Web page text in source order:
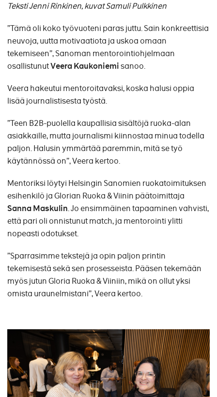
Teksti Jenni Rinkinen, kuvat Samuli Pulkkinen
”Tämä oli koko työvuoteni paras juttu. Sain konkreettisia
neuvoja, uutta motivaatiota ja uskoa omaan
tekemiseen”, Sanoman mentorointiohjelmaan
osallistunutVeera Kaukoniemisanoo.
Veera hakeutui mentoroitavaksi, koska halusi oppia
lisää journalistisesta työstä.
”Teen B2B-puolella kaupallisia sisältöjä ruoka-alan
asiakkaille, mutta journalismi kiinnostaa minua todella
paljon. Halusin ymmärtää paremmin, mitä se työ
käytännössä on”, Veera kertoo.
Mentoriksi löytyi Helsingin Sanomien ruokatoimituksen
esihenkilö ja Glorian Ruoka & Viinin päätoimittaja
Sanna Maskulin. Jo ensimmäinen tapaaminen vahvisti,
että pari oli onnistunut match, ja mentorointi ylitti
nopeasti odotukset.
”Sparrasimme tekstejä ja opin paljon printin
tekemisestä sekä sen prosesseista. Pääsen tekemään
myös jutun Gloria Ruoka & Viiniin, mikä on ollut yksi
omista uraunelmistani”, Veera kertoo.